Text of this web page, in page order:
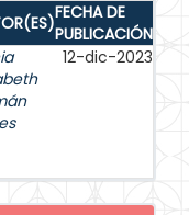
FECHA DE
PUBLICACIÓN
12-dic-2023